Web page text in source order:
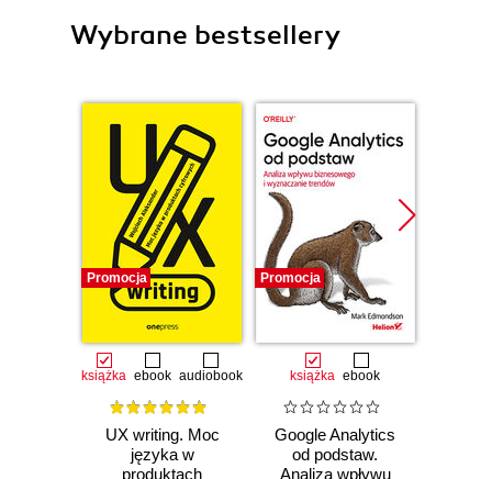
Wybrane bestsellery
Promocja
książka ebook audiobook
UX writing. Moc
języka w
produktach
Promocja
książka ebook
Google Analytics
od podstaw.
Analiza wpływu